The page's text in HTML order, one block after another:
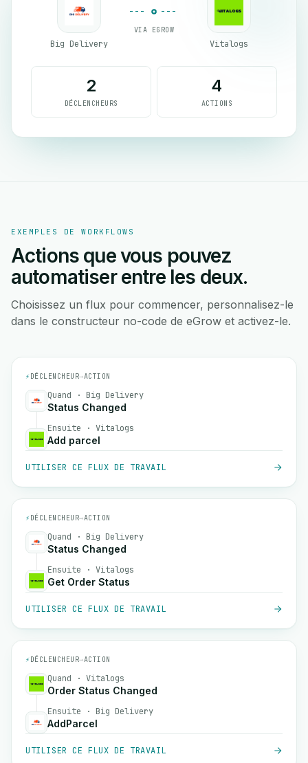
Big Delivery
VIA EGROW
Vitalogs
2
DÉCLENCHEURS
4
ACTIONS
EXEMPLES DE WORKFLOWS
Actions que vous pouvez
automatiser entre les deux.
Choisissez un flux pour commencer, personnalisez-le
dans le constructeur no-code de eGrow et activez-le.
⚡ DÉCLENCHEUR→ACTION
Quand · Big Delivery
Status Changed
Ensuite · Vitalogs
Add parcel
UTILISER CE FLUX DE TRAVAIL
⚡ DÉCLENCHEUR→ACTION
Quand · Big Delivery
Status Changed
Ensuite · Vitalogs
Get Order Status
UTILISER CE FLUX DE TRAVAIL
⚡ DÉCLENCHEUR→ACTION
Quand · Vitalogs
Order Status Changed
Ensuite · Big Delivery
AddParcel
UTILISER CE FLUX DE TRAVAIL